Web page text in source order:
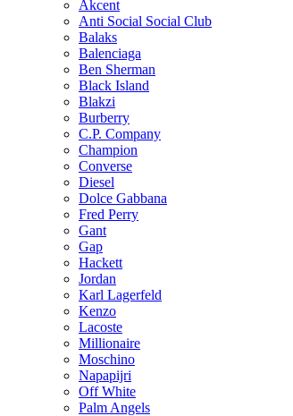
Akcent
Anti Social Social Club
Balaks
Balenciaga
Ben Sherman
Black Island
Blakzi
Burberry
C.P. Company
Champion
Converse
Diesel
Dolce Gabbana
Fred Perry
Gant
Gap
Hackett
Jordan
Karl Lagerfeld
Kenzo
Lacoste
Millionaire
Moschino
Napapijri
Off White
Palm Angels